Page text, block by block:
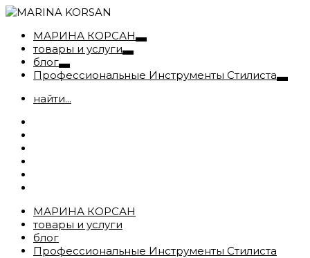
МАРИНА КОРСАН
товары и услуги
блог
Профессиональные Инструменты Стилиста
найти...
МАРИНА КОРСАН
товары и услуги
блог
Профессиональные Инструменты Стилиста